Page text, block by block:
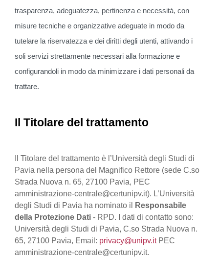
trasparenza, adeguatezza, pertinenza e necessità, con
misure tecniche e organizzative adeguate in modo da
tutelare la riservatezza e dei diritti degli utenti, attivando i
soli servizi strettamente necessari alla formazione e
configurandoli in modo da minimizzare i dati personali da
trattare.
Il Titolare del trattamento
Il Titolare del trattamento è l’Università degli Studi di
Pavia nella persona del Magnifico Rettore (sede C.so
Strada Nuova n. 65, 27100 Pavia, PEC
amministrazione-centrale@certunipv.it). L’Università
degli Studi di Pavia ha nominato il
Responsabile
della Protezione Dati - RPD. I dati di contatto sono:
Università degli Studi di Pavia, C.so Strada Nuova n.
65, 27100 Pavia, Email: privacy@unipv.itPEC
amministrazione-centrale@certunipv.it.